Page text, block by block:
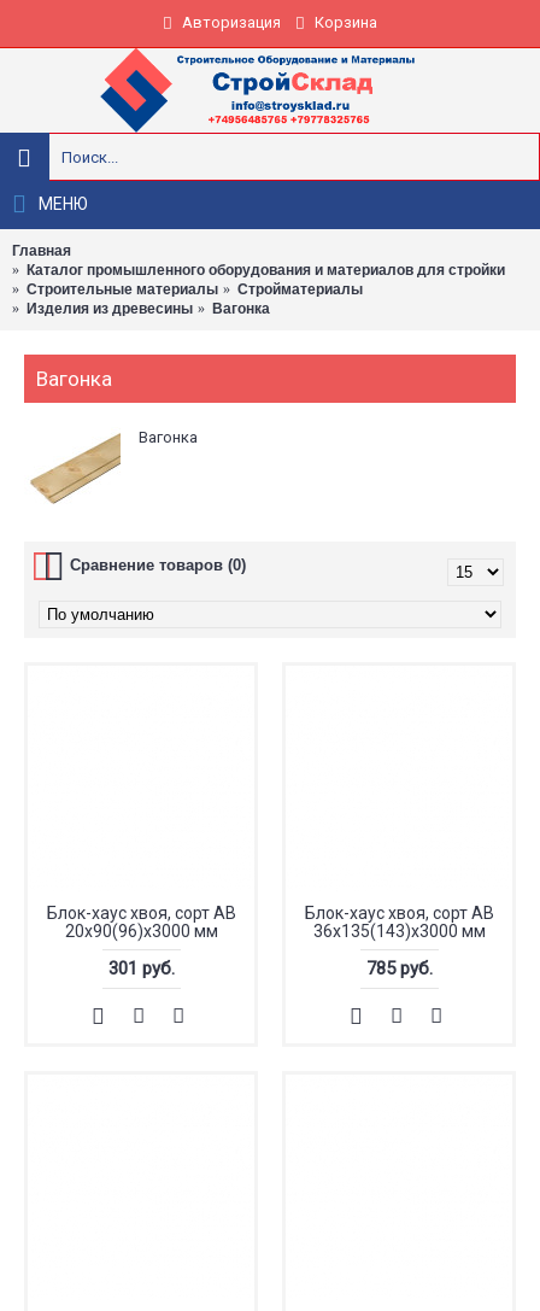
Авторизация Корзина
МЕНЮ
Главная
Каталог промышленного оборудования и материалов для стройки
Строительные материалы
Стройматериалы
Изделия из древесины
Вагонка
Вагонка
Вагонка
Сравнение товаров (0)
Блок-хаус хвоя, сорт АВ
20x90(96)x3000 мм
301 руб.
Блок-хаус хвоя, сорт АВ
36x135(143)x3000 мм
785 руб.